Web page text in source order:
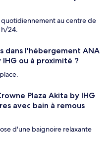
au centre de
h/24.
dans l'hébergement ANA
ou à proximité ?
Plaza Akita by IHG
avec bain à remous
d'une baignoire relaxante